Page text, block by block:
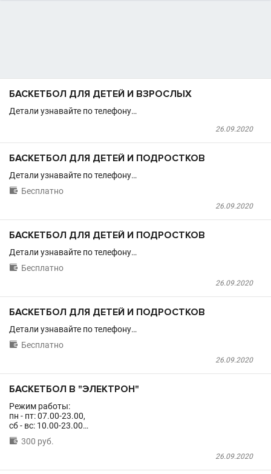
БАСКЕТБОЛ ДЛЯ ДЕТЕЙ И ВЗРОСЛЫХ
Детали узнавайте по телефону…
26.09.2020
БАСКЕТБОЛ ДЛЯ ДЕТЕЙ И ПОДРОСТКОВ
Детали узнавайте по телефону…
 Бесплатно
26.09.2020
БАСКЕТБОЛ ДЛЯ ДЕТЕЙ И ПОДРОСТКОВ
Детали узнавайте по телефону…
 Бесплатно
26.09.2020
БАСКЕТБОЛ ДЛЯ ДЕТЕЙ И ПОДРОСТКОВ
Детали узнавайте по телефону…
 Бесплатно
26.09.2020
БАСКЕТБОЛ В "ЭЛЕКТРОН"
Режим работы:
пн - пт: 07.00-23.00,
сб - вс: 10.00-23.00…
 300 руб.
26.09.2020